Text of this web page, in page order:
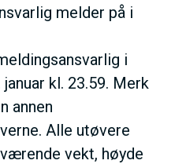
melder på i
i
kl. 23.59. Merk
annen
Alle utøvere
vekt, høyde